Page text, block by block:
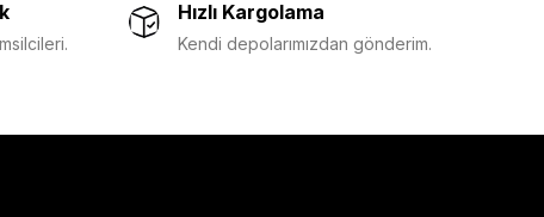
Hızlı Kargolama
Kendi depolarımızdan gönderim.